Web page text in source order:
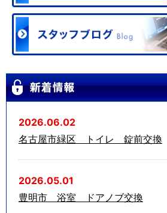
2026.06.02
名古屋市緑区 トイレ 錠前交換
2026.05.01
豊明市 浴室 ドアノブ交換